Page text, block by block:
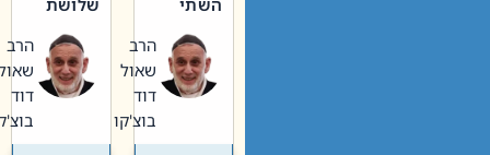
וערב של
חיינו
הרב
שאול
דוד
בוצ'קו
האבות
הרב
שאול
דוד
בוצ'קו